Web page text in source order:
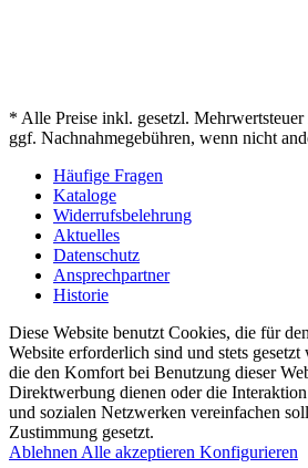
* Alle Preise inkl. gesetzl. Mehrwertsteuer
ggf. Nachnahmegebühren, wenn nicht
Häufige Fragen
Kataloge
Widerrufsbelehrung
Aktuelles
Datenschutz
Ansprechpartner
Historie
Diese Website benutzt Cookies, die für
Website erforderlich sind und stets
die den Komfort bei Benutzung dieser
Direktwerbung dienen oder die
und sozialen Netzwerken vereinfachen
Zustimmung gesetzt.
Ablehnen Alle akzeptieren Konfigurieren